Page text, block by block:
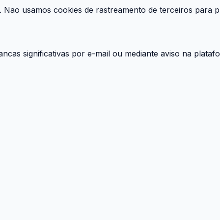
usamos cookies de rastreamento de terceiros para
significativas por e-mail ou mediante aviso na